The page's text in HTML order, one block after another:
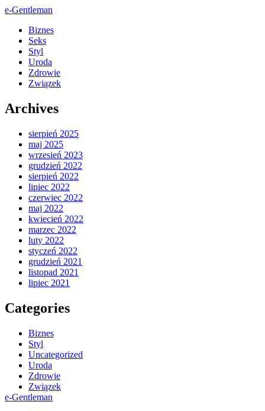
e-Gentleman
Biznes
Seks
Styl
Uroda
Zdrowie
Związek
Archives
sierpień 2025
maj 2025
wrzesień 2023
grudzień 2022
sierpień 2022
lipiec 2022
czerwiec 2022
maj 2022
kwiecień 2022
marzec 2022
luty 2022
styczeń 2022
grudzień 2021
listopad 2021
lipiec 2021
Categories
Biznes
Styl
Uncategorized
Uroda
Zdrowie
Związek
e-Gentleman